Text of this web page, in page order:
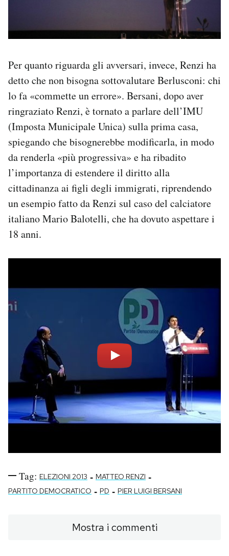
Per quanto riguarda gli avversari, invece, Renzi ha
detto che non bisogna sottovalutare Berlusconi: chi
lo fa «commette un errore». Bersani, dopo aver
ringraziato Renzi, è tornato a parlare dell’IMU
(Imposta Municipale Unica) sulla prima casa,
spiegando che bisognerebbe modificarla, in modo
da renderla «più progressiva» e ha ribadito
l’importanza di estendere il diritto alla
cittadinanza ai figli degli immigrati, riprendendo
un esempio fatto da Renzi sul caso del calciatore
italiano Mario Balotelli, che ha dovuto aspettare i
18 anni.
Tag: ELEZIONI 2013 - MATTEO RENZI -
PARTITO DEMOCRATICO - PD - PIER LUIGI BERSANI
Mostra i commenti